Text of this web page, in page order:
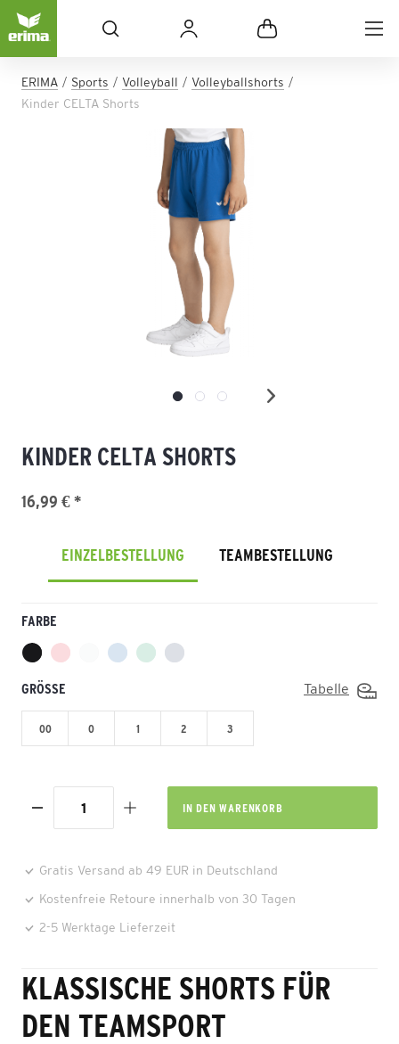
ERIMA Sports Volleyball
Volleyballshorts
Kinder CELTA Shorts
KINDER CELTA SHORTS
16,99 € *
EINZELBESTELLUNG TEAMBESTELLUNG
FARBE
GRÖSSE Tabelle
00 0 1 2 3
IN DEN WARENKORB
Gratis Versand ab 49 EUR in Deutschland
Kostenfreie Retoure innerhalb von 30 Tagen
2-5 Werktage Lieferzeit
KLASSISCHE SHORTS FÜR
DEN TEAMSPORT